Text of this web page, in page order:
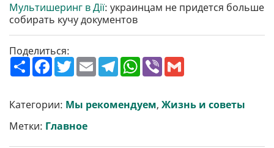
Мультишеринг в Дії: украинцам не придется больше
собирать кучу документов
Поделиться:
П
о
р
и
т
и
F
a
b
o
o
k
T
w
t
e
r
E
m
l
T
e
g
r
W
h
s
A
V
r l
Категории: Мы рекомендуем, Жизнь и советы
Метки: Главное